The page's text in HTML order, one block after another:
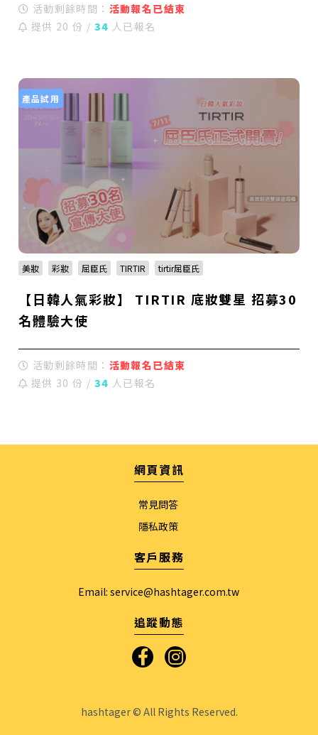
活動剩餘時間： 活動報名已結束
提供 20 份 / 34 人已報名
產品試用
美妝 彩妝 屈臣氏 TIRTIR tirtir屈臣氏
【日韓人氣彩妝】 TIRTIR 底妝雙星 招募30
名體驗大使
活動剩餘時間： 活動報名已結束
提供 30 份 / 34 人已報名
網頁資訊
常見問答
隱私政策
客戶服務
Email: service@hashtager.com.tw
追蹤動態
hashtager © All Rights Reserved.